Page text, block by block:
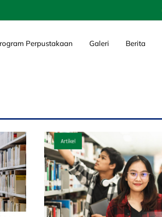
Perpustakaan Galeri Berita